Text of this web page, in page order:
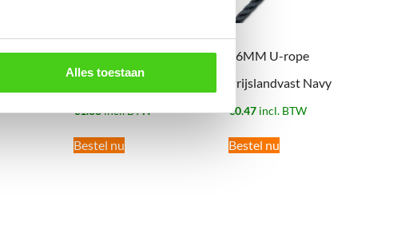
Alles toestaan
12MM U-rope
€1.38incl. BTW
Bestel nu
06MM U-rope
Prijslandvast Navy
€0.47 incl. BTW
Bestel nu